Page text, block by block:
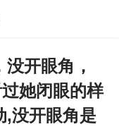
开眼角，
她闭眼的样
,没开眼角是